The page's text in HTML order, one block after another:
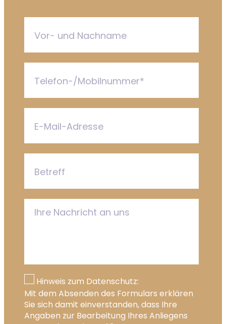
Hinweis zum Datenschutz:
Mit dem Absenden des Formulars erklären
Sie sich damit einverstanden, dass Ihre
Angaben zur Bearbeitung Ihres Anliegens